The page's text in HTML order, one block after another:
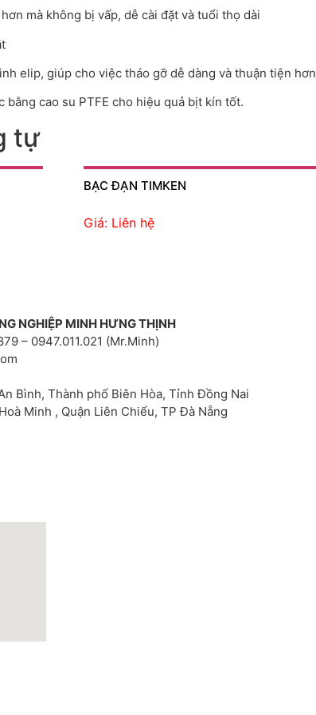
mà không bị vấp, dễ cài đặt và tuổi thọ dài
elip, giúp cho việc tháo gỡ dễ dàng và thuận tiện hơn
bằng cao su PTFE cho hiệu quả bịt kín tốt.
tự
BẠC ĐẠN TIMKEN
Giá: Liên hệ
NGHIỆP MINH HƯNG THỊNH
– 0947.011.021 (Mr.Minh)
Bình, Thành phố Biên Hòa, Tỉnh Đồng Nai
Minh , Quận Liên Chiểu, TP Đà Nẵng